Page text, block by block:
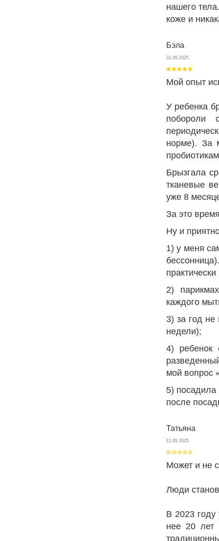
нашего
коже и
Бэла
31.05.2025
Мой опыт
У ребенка
побороли
норме). За
Брызгала
тканевые
уже 8
За это
Ну и
1) у меня
2)
каждого
3) за год
недели);
4) ребенок
мой вопрос
5) посадила
после
Татьяна
12.05.2025
Может и не
Люди
В 2023
нее 20 лет